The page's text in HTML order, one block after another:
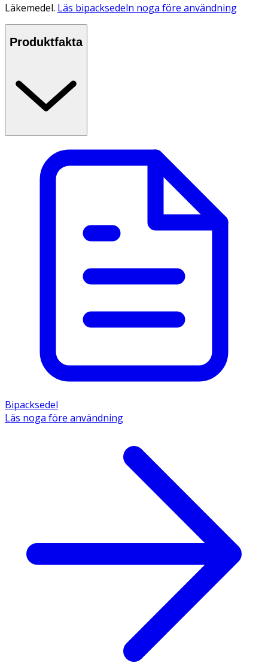
Läkemedel. Läs bipacksedeln noga före användning
Produktfakta
Bipacksedel
Läs noga före användning